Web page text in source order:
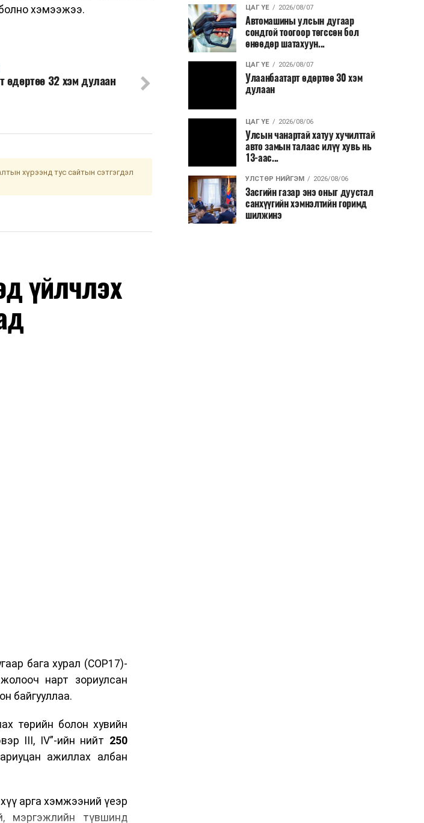
хэмээжээ.
өдөртөө 32 хэм дулаан
хүрээнд тус сайтын сэтгэгдэл
үйлчлэх
бага хурал (COP17)-
нарт зориулсан
байгууллаа.
төрийн болон хувийн
III, IV”-ийн нийт 250
ажиллах албан
арга хэмжээний үеэр
мэргэжлийн түвшинд
ЦАГ ҮЕ 2026/08/07
Автомашины улсын дугаар
сондгой тоогоор төгссөн бол
өнөөдөр шатахуун...
ЦАГ ҮЕ 2026/08/07
Улаанбаатарт өдөртөө 30 хэм
дулаан
ЦАГ ҮЕ 2026/08/06
Улсын чанартай хатуу хучилттай
авто замын талаас илүү хувь нь
13-аас...
УЛСТӨР НИЙГЭМ 2026/08/06
Засгийн газар энэ оныг дуустал
санхүүгийн хэмнэлтийн горимд
шилжинэ